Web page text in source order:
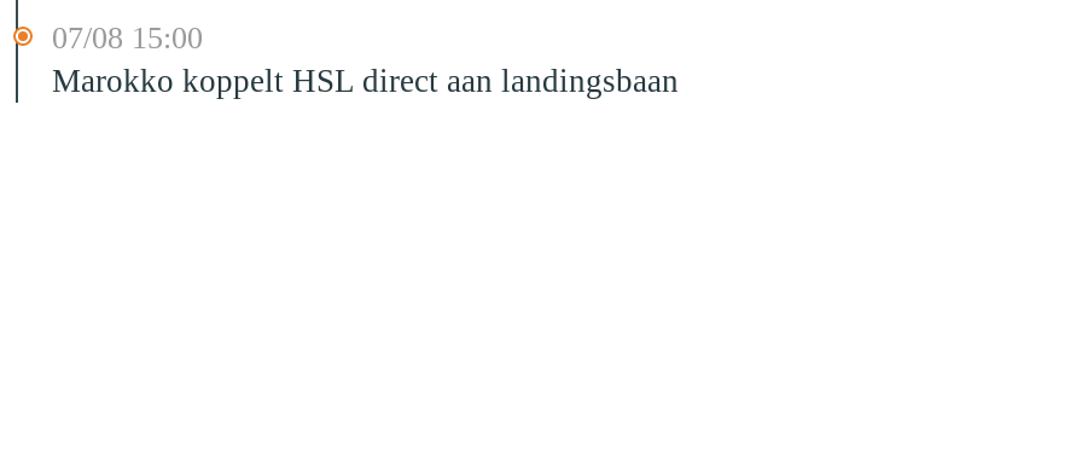
07/08 15:00
Marokko koppelt HSL direct aan landingsbaan